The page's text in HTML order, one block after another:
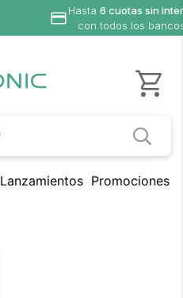
Hasta 6 cuotas sin
con todos los
Lanzamientos Promociones